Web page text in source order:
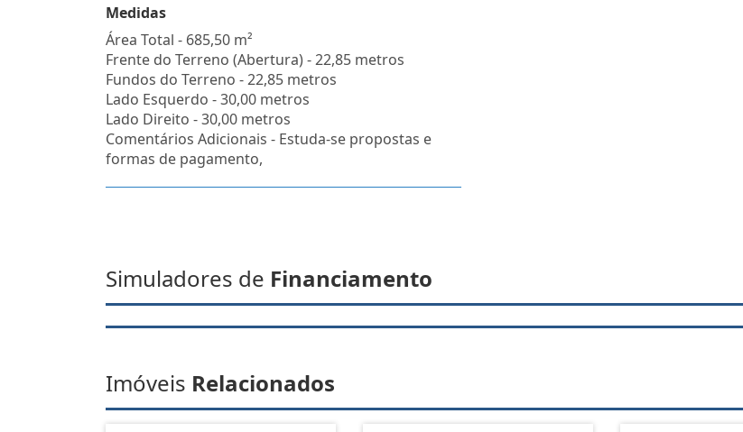
Medidas
Área Total - 685,50 m²
Frente do Terreno (Abertura) - 22,85 metros
Fundos do Terreno - 22,85 metros
Lado Esquerdo - 30,00 metros
Lado Direito - 30,00 metros
Comentários Adicionais - Estuda-se propostas e
formas de pagamento,
Simuladores de Financiamento
Imóveis Relacionados